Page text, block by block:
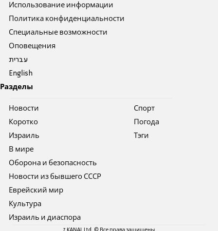
Использование информации
Политика конфиденциальности
Специальные возможности
Оповещения
עברית
English
Разделы
Новости
Коротко
Израиль
В мире
Оборона и безопасность
Новости из бывшего СССР
Еврейский мир
Культура
Израиль и диаспора
Спорт
Погода
Тэги